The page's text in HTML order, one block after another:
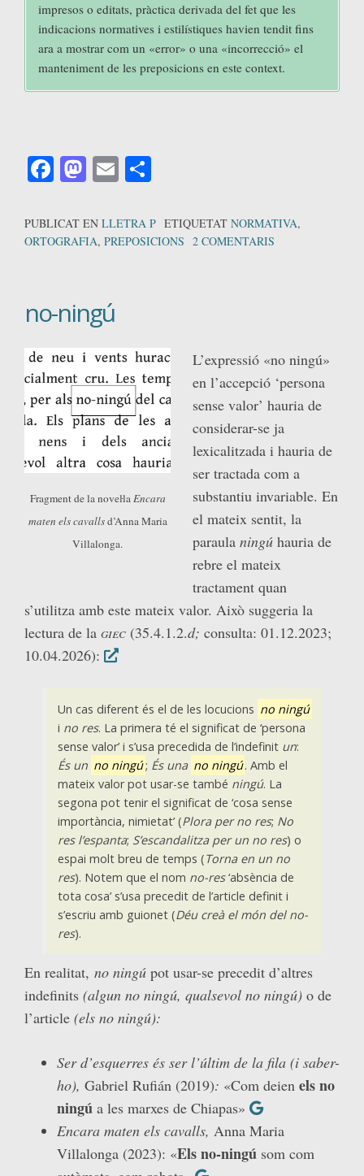
impresos o editats, pràctica derivada del fet que les
indicacions normatives i estilístiques havien tendit fins
ara a mostrar com un «error» o una «incorrecció» el
manteniment de les preposicions en este context.
Facebook
Mastodon
Email
PUBLICAT EN LLETRA P ETIQUETAT NORMATIVA,
ORTOGRAFIA, PREPOSICIONS 2 COMENTARIS
no-ningú
Fragment de la noveŀlaEncara
maten els cavallsd’Anna Maria
Villalonga.
L’expressió «no ningú»
en l’accepció ‘persona
sense valor’ hauria de
considerar-se ja
lexicalitzada i hauria de
ser tractada com a
substantiu invariable. En
el mateix sentit, la
paraula ningú hauria de
rebre el mateix
tractament quan
s’utilitza amb este mateix valor. Això suggeria la
lectura de la giec (35.4.1.2.d; consulta: 01.12.2023;
10.04.2026):
Un cas diferent és el de les locucions no ningú
i no res. La primera té el significat de ‘persona
sense valor’ i s’usa precedida de l’indefinit un:
És un no ningú; És una no ningú. Amb el
mateix valor pot usar-se també ningú. La
segona pot tenir el significat de ‘cosa sense
importància, nimietat’ (Plora per no res; No
res l’espanta; S’escandalitza per un no res) o
espai molt breu de temps (Torna en un no
res). Notem que el nom no-res‘absència de
tota cosa’ s’usa precedit de l’article definit i
s’escriu amb guionet (Déu creà el món del no-
res).
En realitat, no ningú pot usar-se precedit d’altres
indefinits (algun no ningú, qualsevol no ningú) o de
l’article (els no ningú):
Ser d’esquerres és ser l’últim de la fila (i saber-
ho), Gabriel Rufián (2019): «Com deien els no
ningú a les marxes de Chiapas»
Encara maten els cavalls, Anna Maria
Villalonga (2023): «Els no-ningú som com